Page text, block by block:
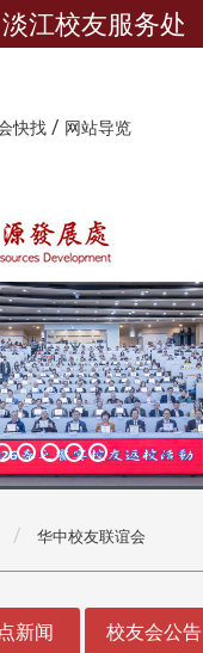
淡江校友服务处
快找 / 网站导览
华中校友联谊会
新闻 校友会公告